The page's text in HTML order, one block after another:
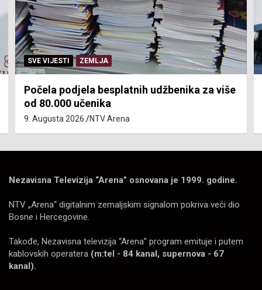
SVE VIJESTI ZEMLJA
Počela podjela besplatnih udžbenika za više
od 80.000 učenika
9. Augusta 2026. NTV Arena
Nezavisna Televizija “Arena” osnovana je 1999. godine.
NTV „Arena“ digitalnim zemaljskim signalom pokriva veći dio
Bosne i Hercegovine.
Takođe, Nezavisna televizija “Arena” program emituje i putem
kablovskih operatera (m:tel - 84 kanal, supernova - 67
kanal).